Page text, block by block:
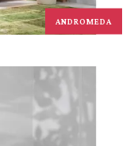
ANDROMEDA